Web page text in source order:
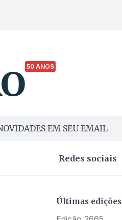
50 ANOS
EM SEU EMAIL
Redes sociais
Últimas edições